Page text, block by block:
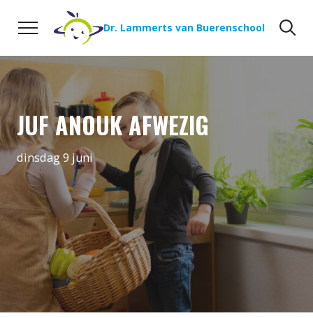
Naar de inhoud
Dr. Lammerts van Buerenschool
JUF ANOUK AFWEZIG
dinsdag 9 juni